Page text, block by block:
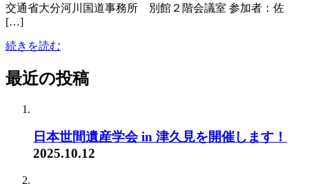
交通省大分河川国道事務所 別館２階会議室 参加者：佐
[…]
続きを読む
最近の投稿
日本世間遺産学会 in 津久見を開催します！
2025.10.12